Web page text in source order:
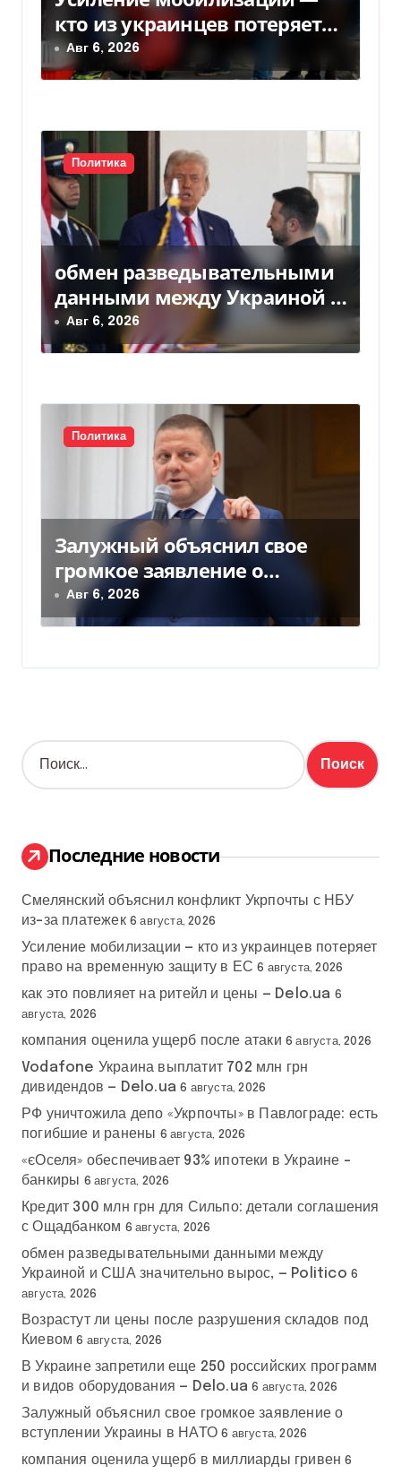
а
п
с
я
м
кто из украинцев потеряет
право на временную защиту
в ЕС
Авг 6, 2026
Политика
обмен разведывательными
данными между Украиной и
США значительно вырос, —
Politico
Авг 6, 2026
Политика
Залужный объяснил свое
громкое заявление о
вступлении Украины в НАТО
Авг 6, 2026
Н
а
:
Последние новости
Смелянский объяснил конфликт Укрпочты с НБУ
из-за платежек 6 августа, 2026
Усиление мобилизации — кто из украинцев потеряет
право на временную защиту в ЕС 6 августа, 2026
как это повлияет на ритейл и цены — Delo.ua 6
августа, 2026
компания оценила ущерб после атаки 6 августа, 2026
Vodafone Украина выплатит 702 млн грн
дивидендов — Delo.ua 6 августа, 2026
РФ уничтожила депо «Укрпочты» в Павлограде: есть
погибшие и ранены 6 августа, 2026
«єОселя» обеспечивает 93% ипотеки в Украине –
банкиры 6 августа, 2026
Кредит 300 млн грн для Сильпо: детали соглашения
с Ощадбанком 6 августа, 2026
обмен разведывательными данными между
Украиной и США значительно вырос, — Politico 6
августа, 2026
Возрастут ли цены после разрушения складов под
Киевом 6 августа, 2026
В Украине запретили еще 250 российских программ
и видов оборудования — Delo.ua 6 августа, 2026
Залужный объяснил свое громкое заявление о
вступлении Украины в НАТО 6 августа, 2026
компания оценила ущерб в миллиарды гривен 6